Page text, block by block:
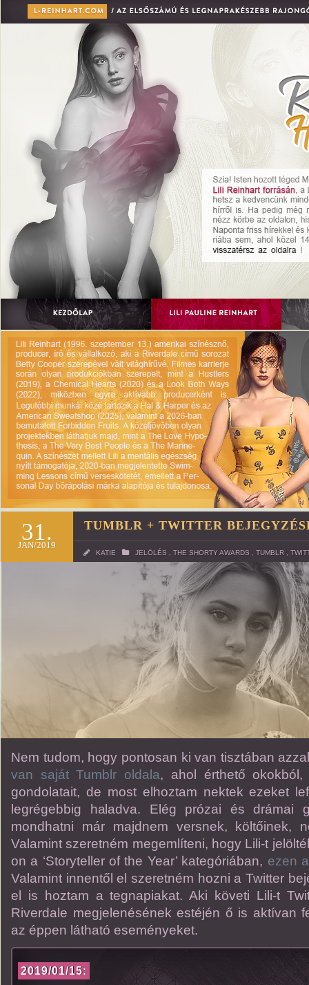
31.
JAN/2019
TUMBLR + TWITTER
KATIE JELÖLÉS THE SHORTY AWARDS TUMBLR
Nem tudom, hogy pontosan ki van tisztában
van saját Tumblr oldala, ahol érthető
gondolatait, de most elhoztam nektek ezeket
legrégebbig haladva. Elég prózai és drámai
mondhatni már majdnem versnek, költőinek,
Valamint szeretném megemlíteni, hogy Lili-t
on a ‘Storyteller of the Year’ kategóriában, ezen
Valamint innentől el szeretném hozni a Twitter
el is hoztam a tegnapiakat. Aki követi Lili-t
Riverdale megjelenésének estéjén ő is aktívan
az éppen látható eseményeket.
2019/01/15: